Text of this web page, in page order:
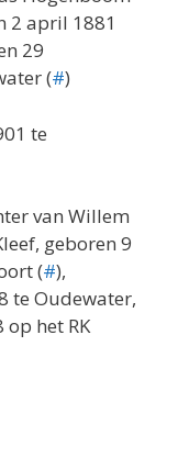
2 april 1881
29
(#)
te
van Willem
geboren 9
(#),
te Oudewater,
het RK